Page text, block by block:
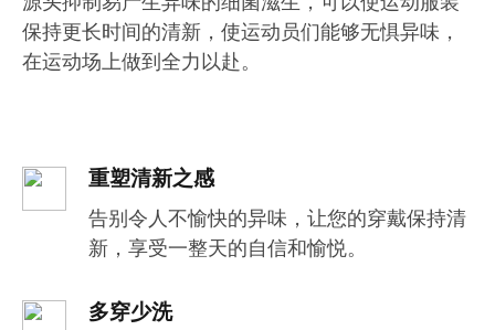
源头抑制易产生异味的细菌滋生，可以使运动服装
保持更长时间的清新，使运动员们能够无惧异味，
在运动场上做到全力以赴。
重塑清新之感
告别令人不愉快的异味，让您的穿戴保持清
新，享受一整天的自信和愉悦。
多穿少洗